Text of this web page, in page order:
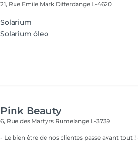
21, Rue Emile Mark Differdange L-4620
Solarium
Solarium óleo
Pink Beauty
6, Rue des Martyrs Rumelange L-3739
- Le bien être de nos clientes passe avant tout ! - Nous sommes